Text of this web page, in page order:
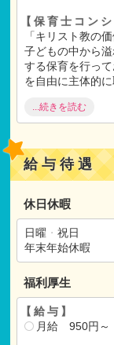
【保育士コン
「キリスト教の
子どもの中から
する保育を行っ
を自由に主体的
教会を中心とし
制度もあり保育
能力を発揮でき
書類選考
↓
面接・作文
↓
内定
...続きを読む
給与待遇
休日休暇
日曜 ・ 祝日
年末年始休暇
福利厚生
【給与】
月給 950円～